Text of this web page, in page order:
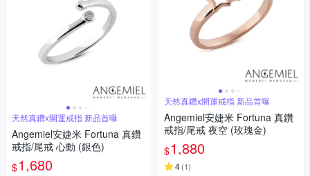
天然真鑽x開運戒指 新品首曝
Angemiel安婕米 Fortuna 真鑽
戒指/尾戒 心動 (銀色)
$1,680
天然真鑽x開運戒指 新品首曝
Angemiel安婕米 Fortuna 真鑽
戒指/尾戒 夜空 (玫瑰金)
$1,880
4(1)